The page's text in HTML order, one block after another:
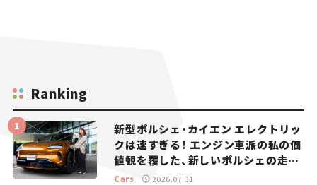
Ranking
新型ポルシェ・カイエン エレクトリッ
クは速すぎる！ エンジン車派の私の価
値観を覆した、新しいポルシェの走
り。
Cars 2026.07.31